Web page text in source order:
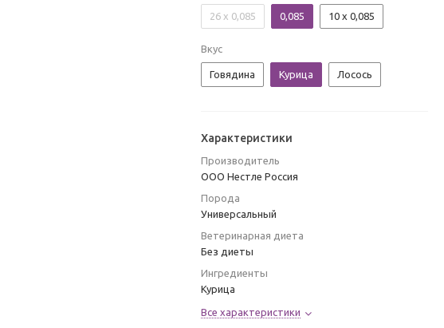
26 x 0,085 0,085 10 x 0,085
Вкус
Говядина Курица Лосось
Характеристики
Производитель
ООО Нестле Россия
Порода
Универсальный
Ветеринарная диета
Без диеты
Ингредиенты
Курица
Все характеристики